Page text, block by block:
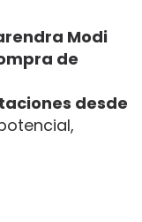
Modi
de
desde